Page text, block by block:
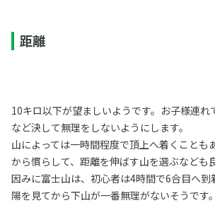
距離
10キロ以下が望ましいようです。お子様連れ
など決して無理をしないようにします。
山によっては一時間程度で頂上へ着くことも
から慣らして、距離を伸ばす山を選ぶなども
因みに富士山は、初心者は4時間で6合目へ到
陽を見てから下山が一番無理がないそうです。